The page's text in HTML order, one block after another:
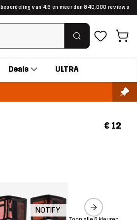
beoordeling van 4.6 en meer dan 840.000 reviews
Deals ULTRA
€ 12
NOTIFY